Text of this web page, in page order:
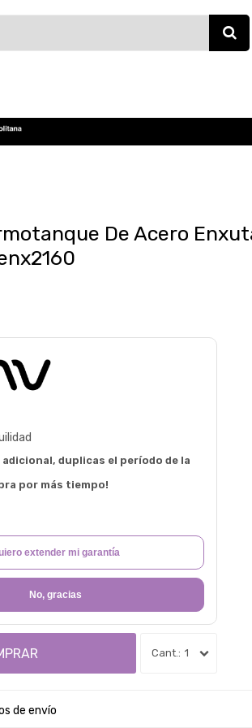
De Acero
adicional, duplicas el período de la
por más tiempo!
extender mi garantía
No, gracias
1
de envío